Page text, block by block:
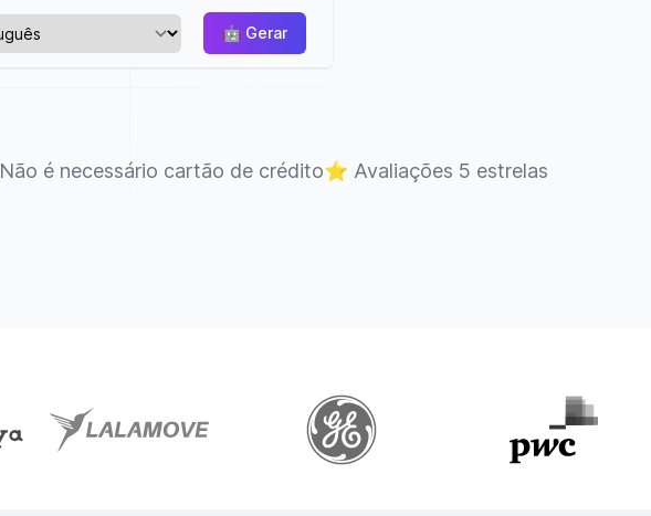
🤖 Gerar
Não é necessário cartão de crédito⭐ Avaliações 5 estrelas